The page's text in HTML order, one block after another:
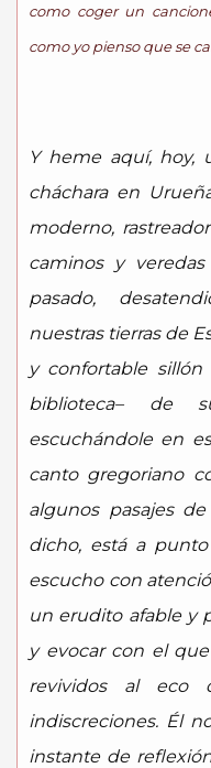
como coger un
como yo pienso que se
Y heme aquí, hoy,
cháchara en
moderno,
caminos y
pasado,
nuestras tierras de
y confortable
biblioteca– de
escuchándole en
canto gregoriano
algunos pasajes
dicho, está a
escucho con
un erudito afable y
y evocar con el
revividos al eco
indiscreciones. Él
instante de